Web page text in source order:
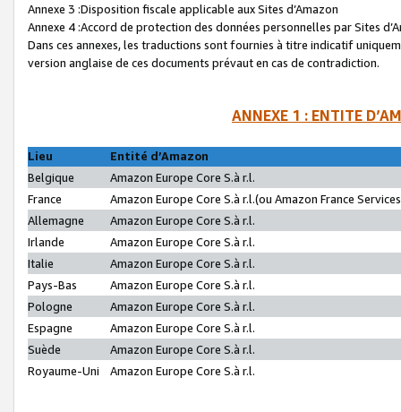
Annexe 3 :Disposition fiscale applicable aux Sites d’Amazon
Annexe 4 :Accord de protection des données personnelles par Sites
Dans ces annexes, les traductions sont fournies à titre indicatif
version anglaise de ces documents prévaut en cas de contradiction.
ANNEXE 1 : ENTITE
Lieu
Entité d’Amazon
Belgique
Amazon Europe Core S.à r.l.
France
Amazon Europe Core S.à r.l.(ou Amazon France
Allemagne
Amazon Europe Core S.à r.l.
Irlande
Amazon Europe Core S.à r.l.
Italie
Amazon Europe Core S.à r.l.
Pays-Bas
Amazon Europe Core S.à r.l.
Pologne
Amazon Europe Core S.à r.l.
Espagne
Amazon Europe Core S.à r.l.
Suède
Amazon Europe Core S.à r.l.
Royaume-Uni
Amazon Europe Core S.à r.l.